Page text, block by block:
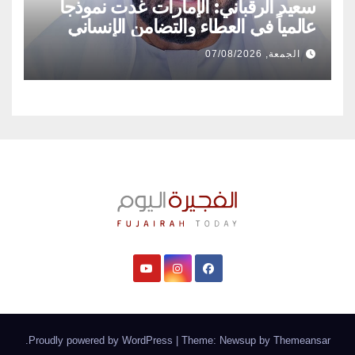
سعيد الرقباني: الإمارات غدت نموذجاً
عالمياً في العطاء والتضامن الإنساني
الجمعة, 07/08/2026
Proudly powered by WordPress Theme: Newsup by Themeansar